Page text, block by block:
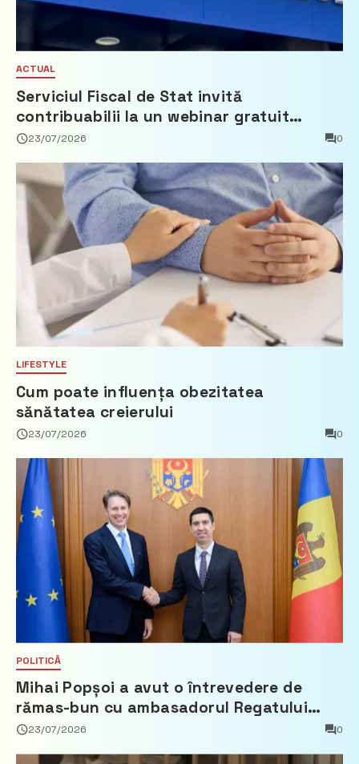
ACTUAL
Serviciul Fiscal de Stat invită
contribuabilii la un webinar gratuit
privind calculul impozitului pe bunurile
23/07/2026 0
LIFESTYLE
Cum poate influența obezitatea
sănătatea creierului
23/07/2026 0
POLITICĂ
Mihai Popșoi a avut o întrevedere de
rămas-bun cu ambasadorul Regatului
Țărilor de Jos, Fred Duijn
23/07/2026 0